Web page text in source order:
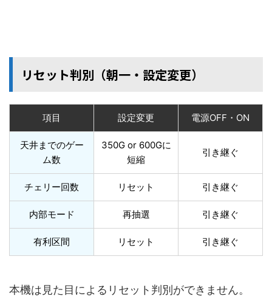
リセット判別（朝一・設定変更）
項目 設定変更 電源OFF・ON
天井までのゲー
ム数
350G or 600Gに
短縮
引き継ぐ
チェリー回数 リセット 引き継ぐ
内部モード 再抽選 引き継ぐ
有利区間 リセット 引き継ぐ
本機は見た目によるリセット判別ができません。